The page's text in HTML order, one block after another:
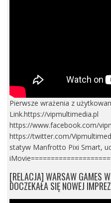
Pierwsze wrażenia z
Link.https://vipmultimedia.pl
https://www.facebook.com/
https://twitter.com/
statyw Manfrotto Pixi Smart,
[RELACJA] WARSAW GAMES
DOCZEKAŁA SIĘ NOWEJ